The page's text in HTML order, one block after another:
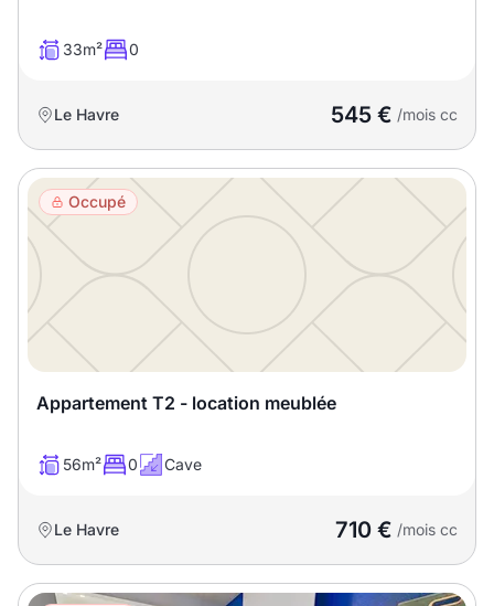
33m² 0
Le Havre 545 € /mois cc
Occupé
Appartement T2 - location meublée
56m² 0 Cave
Le Havre 710 € /mois cc